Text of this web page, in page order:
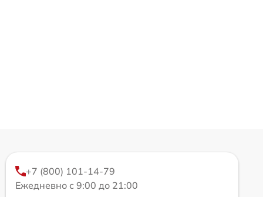
+7 (800) 101-14-79
Ежедневно с 9:00 до 21:00